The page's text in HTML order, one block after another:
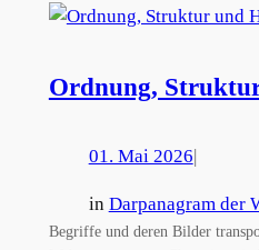
Ordnung,
01. Mai 2026|
in Darpanagram der
Begriffe und deren Bilder